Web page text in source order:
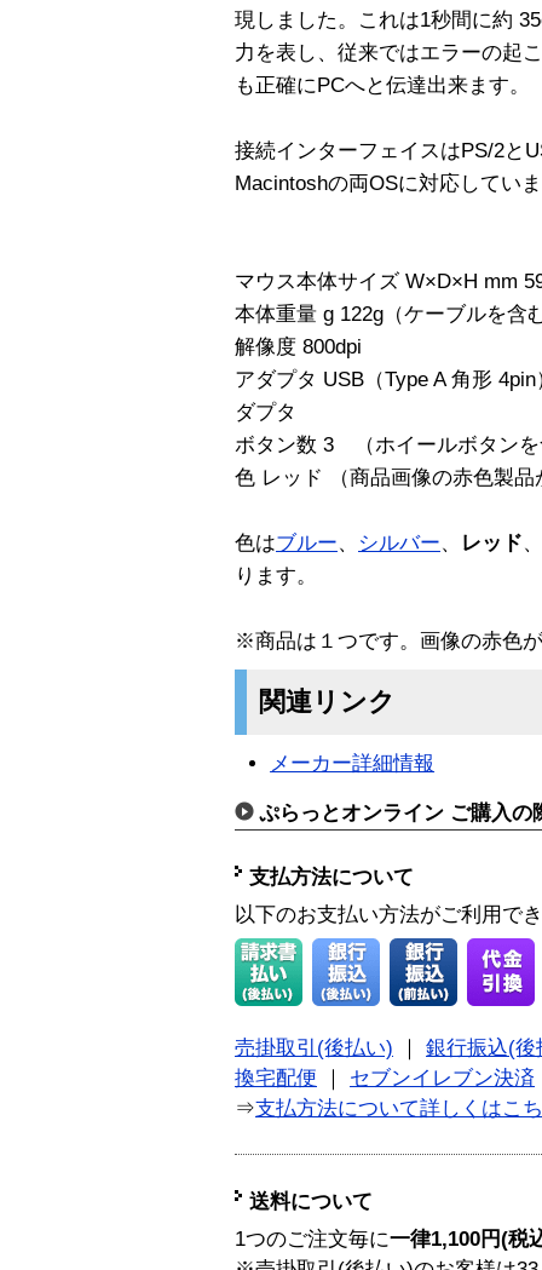
現しました。これは1秒間に約
力を表し、従来ではエラーの起
も正確にPCへと伝達出来ます。
接続インターフェイスはPS/2と
Macintoshの両OSに対応してい
マウス本体サイズ W×D×H mm
本体重量 g 122g（ケーブルを含
解像度 800dpi
アダプタ USB（Type A 角形
ダプタ
ボタン数 3 （ホイールボタン
色 レッド （商品画像の赤色製
色はブルー、 シルバー、 レッド、
ります。
※商品は１つです。画像の赤色
関連リンク
メーカー詳細情報
ぷらっとオンライン ご購入の
支払方法について
以下のお支払い方法がご利用で
売掛取引(後払い)
銀行振込(後
換宅配便
セブンイレブン決済
⇒支払方法について詳しくはこ
送料について
1つのご注文毎に一律1,100円(税